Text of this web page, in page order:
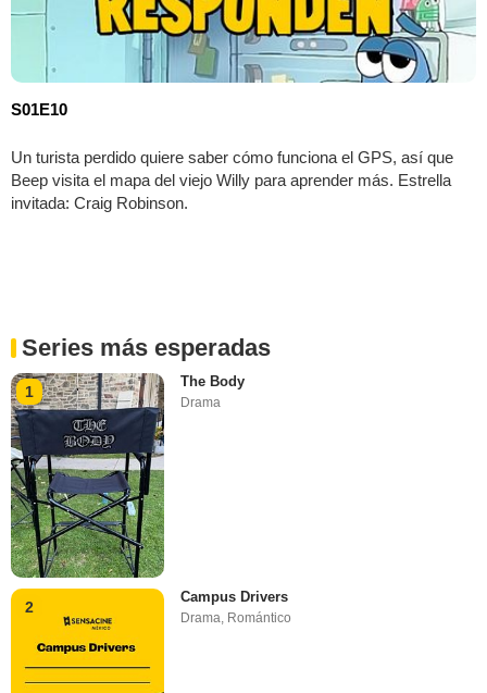
S01E10
Un turista perdido quiere saber cómo funciona el GPS, así que
Beep visita el mapa del viejo Willy para aprender más. Estrella
invitada: Craig Robinson.
Series más esperadas
1
The Body
Drama
2
Campus Drivers
Drama, Romántico